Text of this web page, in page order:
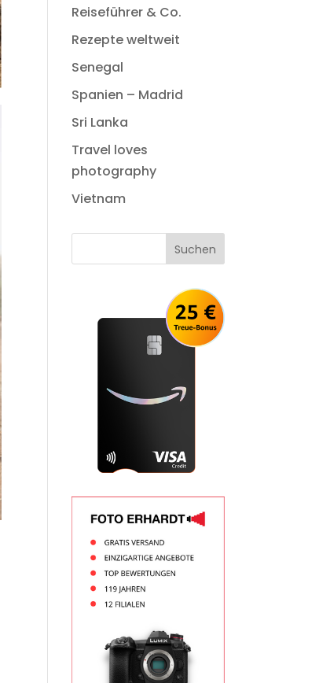
Reiseführer & Co.
Rezepte weltweit
Senegal
Spanien – Madrid
Sri Lanka
Travel loves
photography
Vietnam